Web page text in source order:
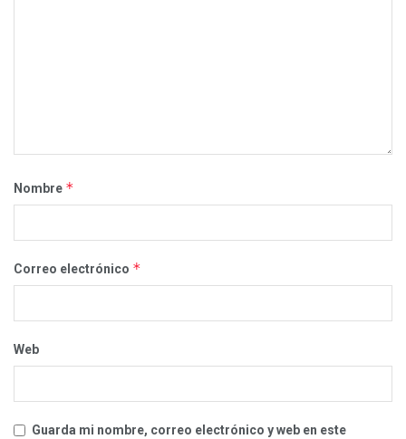
Nombre *
Correo electrónico *
Web
Guarda mi nombre, correo electrónico y web en este